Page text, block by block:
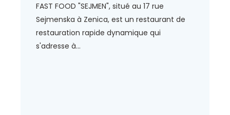
FAST FOOD "SEJMEN", situé au 17 rue
Sejmenska à Zenica, est un restaurant de
restauration rapide dynamique qui
s'adresse à...